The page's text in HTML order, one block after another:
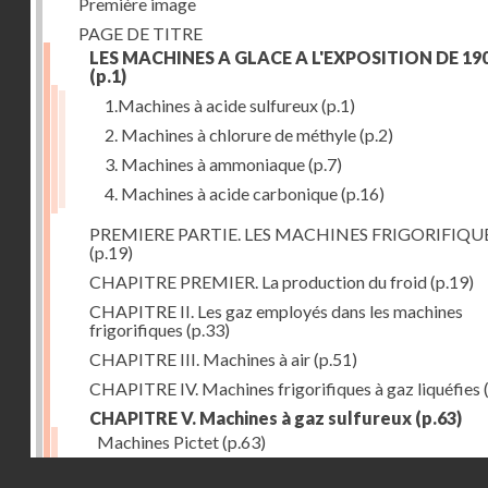
PAGE DE TITRE
LES MACHINES A GLACE A L'EXPOSITION DE
(p.1)
1.Machines à acide sulfureux(p.1)
2. Machines à chlorure de méthyle(p.2)
3. Machines à ammoniaque(p.7)
4. Machines à acide carbonique(p.16)
PREMIERE PARTIE. LES MACHINES
(p.19)
CHAPITRE PREMIER. La production du froid(p.19)
CHAPITRE II. Les gaz employés dans les machines
frigorifiques (p.33)
CHAPITRE III. Machines à air(p.51)
CHAPITRE IV. Machines frigorifiques à gaz liquéfies
CHAPITRE V. Machines à gaz sulfureux (p.63)
Machines Pictet(p.63)